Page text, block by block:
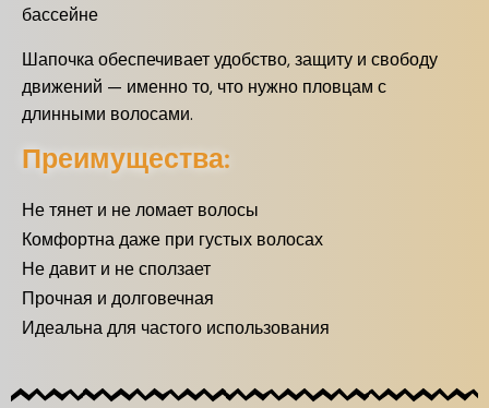
бассейне
Шапочка обеспечивает удобство, защиту и свободу
движений — именно то, что нужно пловцам с
длинными волосами.
Преимущества:
Не тянет и не ломает волосы
Комфортна даже при густых волосах
Не давит и не сползает
Прочная и долговечная
Идеальна для частого использования